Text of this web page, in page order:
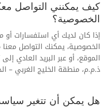
كيف يمكنني التواصل
الخصوصية؟
إذا كان لديك أي استفسارات
الخصوصية، يمكنك التواصل
ذ.م.م، منطقة الخليج الغربي –
هل يمكن أن تتغير